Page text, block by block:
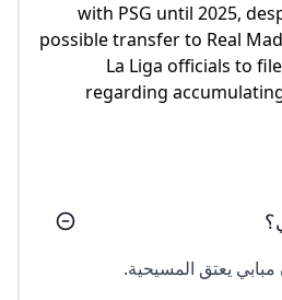
with PSG until 2025,
possible transfer to Real
La Liga officials to
regarding
يعتق المسيحية.